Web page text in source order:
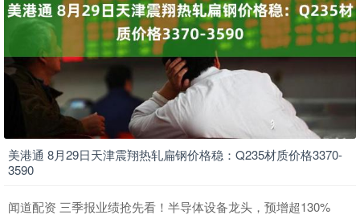
美港通 8月29日天津震翔热轧扁钢价格稳：Q235材质价格3370-
3590
闻道配资 三季报业绩抢先看！半导体设备龙头，预增超130%